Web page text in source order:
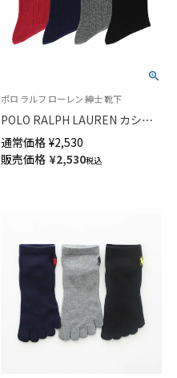
ポロ ラルフ ローレン 紳士 靴下
POLO RALPH LAUREN カシミ
ヤ混 リブ ビジネスソックス ク
ルー丈 メンズ 日本製 02041412
通常価格 ¥2,530
販売価格 ¥2,530税込